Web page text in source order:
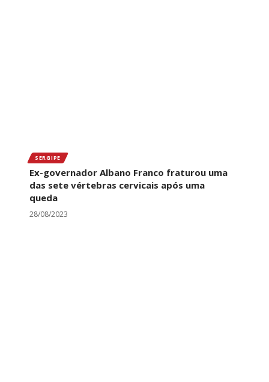
SERGIPE
Ex-governador Albano Franco fraturou uma
das sete vértebras cervicais após uma
queda
28/08/2023